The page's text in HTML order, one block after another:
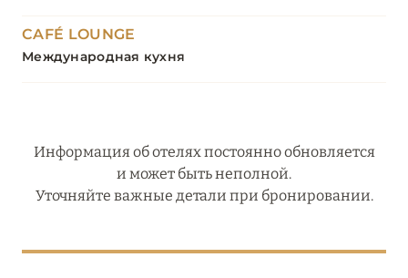
CAFÉ LOUNGE
Международная кухня
Информация об отелях постоянно обновляется
и может быть неполной.
Уточняйте важные детали при бронировании.